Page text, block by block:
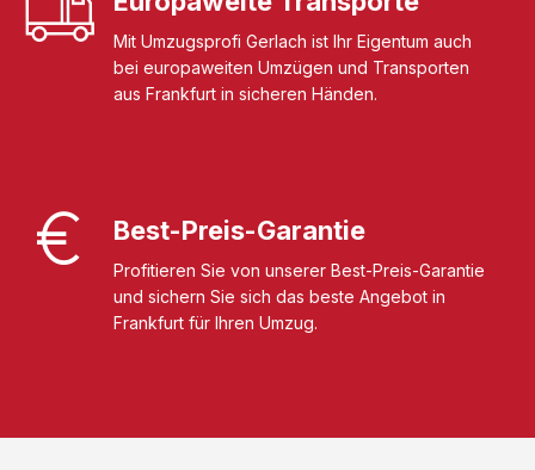
Mit Umzugsprofi Gerlach ist Ihr Eigentum auch
bei europaweiten Umzügen und Transporten
aus Frankfurt in sicheren Händen.
Best-Preis-Garantie
Profitieren Sie von unserer Best-Preis-Garantie
und sichern Sie sich das beste Angebot in
Frankfurt für Ihren Umzug.